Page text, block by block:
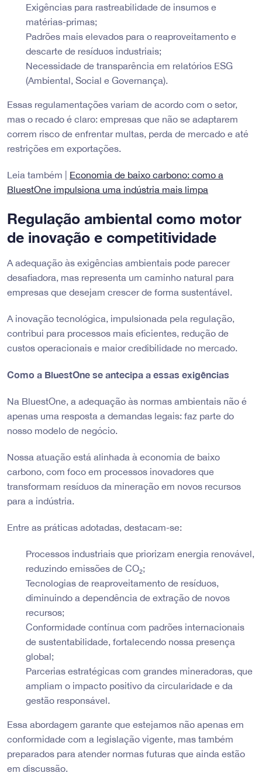
Exigências para rastreabilidade de insumos e
matérias-primas;
Padrões mais elevados para o reaproveitamento e
descarte de resíduos industriais;
Necessidade de transparência em relatórios ESG
(Ambiental, Social e Governança).
Essas regulamentações variam de acordo com o setor,
mas o recado é claro: empresas que não se adaptarem
correm risco de enfrentar multas, perda de mercado e até
restrições em exportações.
Leia também | Economia de baixo carbono: como a
BluestOne impulsiona uma indústria mais limpa
Regulação ambiental como motor
de inovação e competitividade
A adequação às exigências ambientais pode parecer
desafiadora, mas representa um caminho natural para
empresas que desejam crescer de forma sustentável.
A inovação tecnológica, impulsionada pela regulação,
contribui para processos mais eficientes, redução de
custos operacionais e maior credibilidade no mercado.
Como a BluestOne se antecipa a essas exigências
Na BluestOne, a adequação às normas ambientais não é
apenas uma resposta a demandas legais: faz parte do
nosso modelo de negócio.
Nossa atuação está alinhada à economia de baixo
carbono, com foco em processos inovadores que
transformam resíduos da mineração em novos recursos
para a indústria.
Entre as práticas adotadas, destacam-se:
Processos industriais que priorizam energia renovável,
reduzindo emissões de CO₂;
Tecnologias de reaproveitamento de resíduos,
diminuindo a dependência de extração de novos
recursos;
Conformidade contínua com padrões internacionais
de sustentabilidade, fortalecendo nossa presença
global;
Parcerias estratégicas com grandes mineradoras, que
ampliam o impacto positivo da circularidade e da
gestão responsável.
Essa abordagem garante que estejamos não apenas em
conformidade com a legislação vigente, mas também
preparados para atender normas futuras que ainda estão
em discussão.